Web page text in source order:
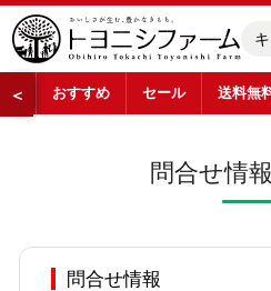
＜ おすすめ セール 送料無
問合せ情
問合せ情報